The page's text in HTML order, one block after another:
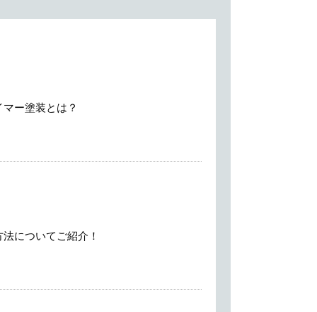
ー塗装とは？
についてご紹介！